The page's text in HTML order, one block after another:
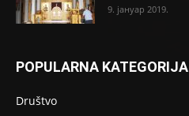
9. јануар 2019.
POPULARNA KATEGORIJA
Društvo